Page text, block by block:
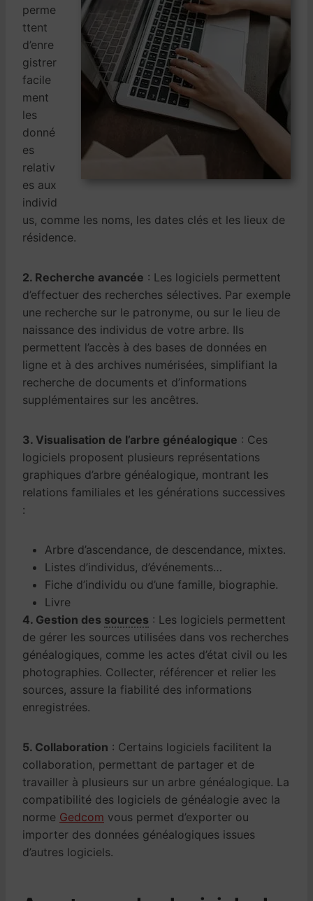
perme
ttent
d’enre
gistrer
facile
ment
les
donné
es
relativ
es aux
individ
us, comme les noms, les dates clés et les lieux de
résidence.
2. Recherche avancée : Les logiciels permettent
d’effectuer des recherches sélectives. Par exemple
une recherche sur le patronyme, ou sur le lieu de
naissance des individus de votre arbre. Ils
permettent l’accès à des bases de données en
ligne et à des archives numérisées, simplifiant la
recherche de documents et d’informations
supplémentaires sur les ancêtres.
3. Visualisation de l’arbre généalogique : Ces
logiciels proposent plusieurs représentations
graphiques d’arbre généalogique, montrant les
relations familiales et les générations successives
:
Arbre d’ascendance, de descendance, mixtes.
Listes d’individus, d’événements…
Fiche d’individu ou d’une famille, biographie.
Livre
4. Gestion des sources : Les logiciels permettent
de gérer les sources utilisées dans vos recherches
généalogiques, comme les actes d’état civil ou les
photographies. Collecter, référencer et relier les
sources, assure la fiabilité des informations
enregistrées.
5. Collaboration : Certains logiciels facilitent la
collaboration, permettant de partager et de
travailler à plusieurs sur un arbre généalogique. La
compatibilité des logiciels de généalogie avec la
norme Gedcom vous permet d’exporter ou
importer des données généalogiques issues
d’autres logiciels.